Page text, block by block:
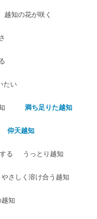
越知の花が咲く
たい
満ち足りた越知
仰天越知
る うっとり越知
やさしく溶け合う越知
知